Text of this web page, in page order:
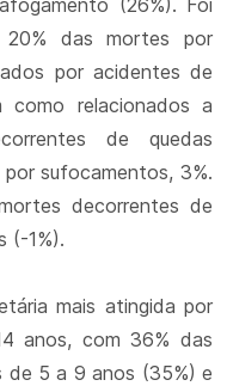
(26%). Foi
20% das mortes por
por acidentes de
como relacionados a
de quedas
sufocamentos, 3%.
decorrentes de
(-1%).
mais atingida por
anos, com 36% das
de 5 a 9 anos (35%) e